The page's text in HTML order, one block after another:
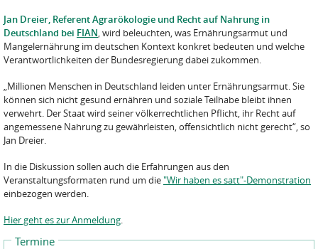
Jan Dreier, Referent Agrarökologie und Recht auf Nahrung in
Deutschland bei FIAN, wird beleuchten, was Ernährungsarmut und
Mangelernährung im deutschen Kontext konkret bedeuten und welche
Verantwortlichkeiten der Bundesregierung dabei zukommen.
„Millionen Menschen in Deutschland leiden unter Ernährungsarmut. Sie
können sich nicht gesund ernähren und soziale Teilhabe bleibt ihnen
verwehrt. Der Staat wird seiner völkerrechtlichen Pflicht, ihr Recht auf
angemessene Nahrung zu gewährleisten, offensichtlich nicht gerecht“, so
Jan Dreier.
In die Diskussion sollen auch die Erfahrungen aus den
Veranstaltungsformaten rund um die"Wir haben es satt"-Demonstration
einbezogen werden.
Hier geht es zur Anmeldung.
Termine